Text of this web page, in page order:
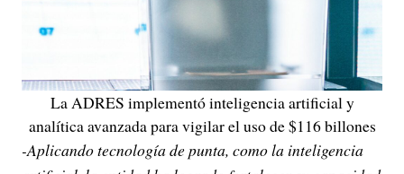
La ADRES implementó inteligencia artificial y
analítica avanzada para vigilar el uso de $116 billones
-Aplicando tecnología de punta, como la inteligencia